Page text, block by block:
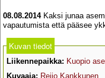
08.08.2014Kaksi junaa
vapautumista että pääsee
Kuvan tiedot
Liikennepaikka: Kuopio
Kuvaaja: Reijo Kankkunen